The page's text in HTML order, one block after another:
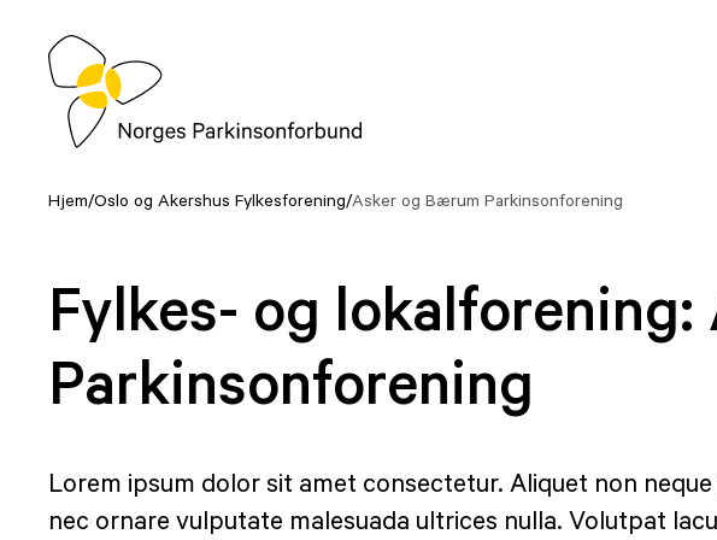
innhold
Hjem/Oslo og Akershus Fylkesforening/Asker og Bærum Parkinsonforening
Fylkes- og lokalforening:
Parkinsonforening
Lorem ipsum dolor sit amet consectetur. Aliquet non
nec ornare vulputate malesuada ultrices nulla. Volutpat